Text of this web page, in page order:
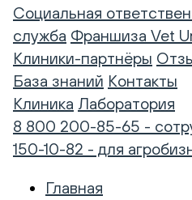
Социальная
служба Франшиза Vet
Клиники-партнёры
База знаний Контакты
Клиника Лаборатория
8 800 200-85-65 -
150-10-82 - для
Главная